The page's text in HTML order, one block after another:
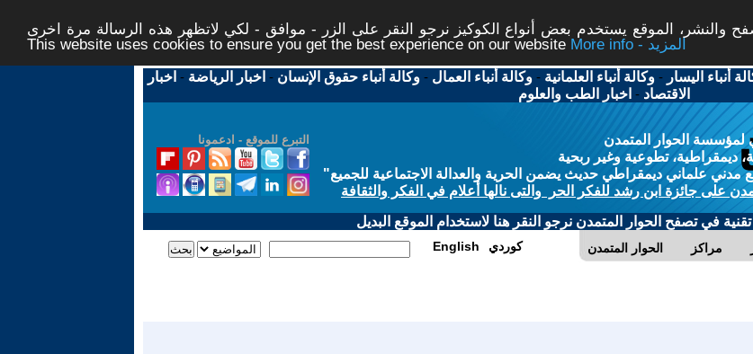
والنشر، الموقع يستخدم بعض أنواع الكوكيز نرجو النقر على الزر - موافق - لكي لاتظهر هذه الرسالة مرة اخرى -
This website uses cookies to ensure you get the best experience on our website
More info - المزيد
أنباء اليسار -وكالة أنباء العلمانية -وكالة أنباء العمال -وكالة أنباء حقوق الإنسان - اخبار الرياضة - اخبار
الاقتصاد - اخبار الطب والعلوم
التبرع للموقع - ادعمونا
لمؤسسة الحوار المتمدن
ديمقراطية، تطوعية وغير ربحية
علماني ديمقراطي حديث يضمن الحرية والعدالة الاجتماعية للجميع"
على جائزة ابن رشد للفكر الحر والتى نالها أعلام في الفكر والثقافة
في تصفح الحوار المتمدن نرجو النقر هنا لاستخدام الموقع البديل
الحوار المتمدن مراكز English كوردي